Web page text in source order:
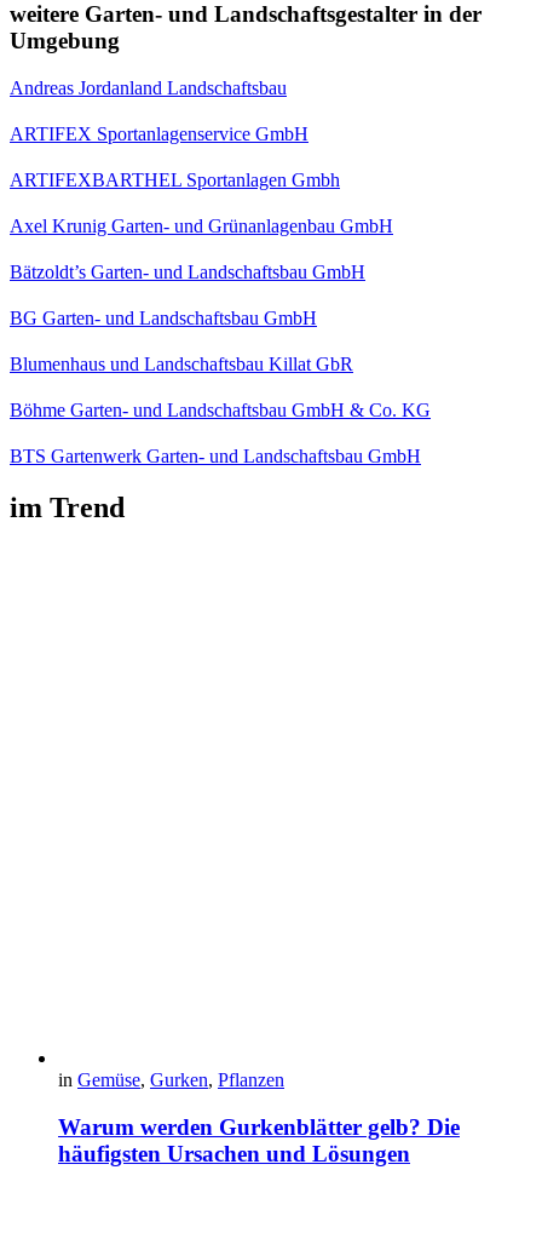
weitere Garten- und Landschaftsgestalter in der
Umgebung
Andreas Jordanland Landschaftsbau
ARTIFEX Sportanlagenservice GmbH
ARTIFEXBARTHEL Sportanlagen Gmbh
Axel Krunig Garten- und Grünanlagenbau GmbH
Bätzoldt’s Garten- und Landschaftsbau GmbH
BG Garten- und Landschaftsbau GmbH
Blumenhaus und Landschaftsbau Killat GbR
Böhme Garten- und Landschaftsbau GmbH & Co. KG
BTS Gartenwerk Garten- und Landschaftsbau GmbH
im Trend
in Gemüse, Gurken, Pflanzen
Warum werden Gurkenblätter gelb? Die
häufigsten Ursachen und Lösungen